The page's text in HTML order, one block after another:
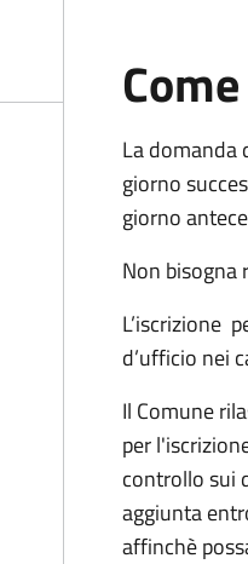
La domanda
giorno
giorno
Non bisogna
L’iscrizione
d’ufficio nei
Il Comune
per
controllo sui
aggiunta
affinchè